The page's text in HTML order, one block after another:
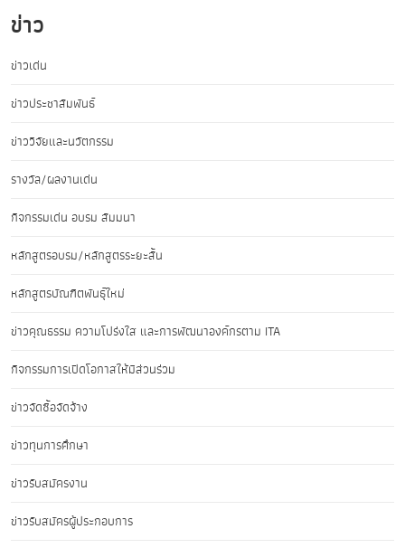
ข่าว
ข่าวเด่น
ข่าวประชาสัมพันธ์
ข่าววิจัยและนวัตกรรม
รางวัล/ผลงานเด่น
กิจกรรมเด่น อบรม สัมมนา
หลักสูตรอบรม/หลักสูตรระยะสั้น
หลักสูตรบัณฑิตพันธุ์ใหม่
ข่าวคุณธรรม ความโปร่งใส และการพัฒนาองค์กรตาม ITA
กิจกรรมการเปิดโอกาสให้มีส่วนร่วม
ข่าวจัดซื้อจัดจ้าง
ข่าวทุนการศึกษา
ข่าวรับสมัครงาน
ข่าวรับสมัครผู้ประกอบการ